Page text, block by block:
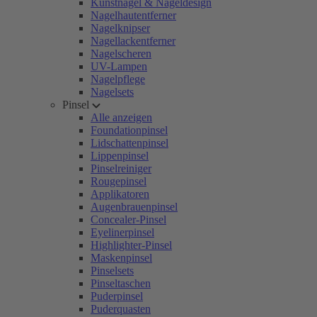
Kunstnägel & Nageldesign
Nagelhautentferner
Nagelknipser
Nagellackentferner
Nagelscheren
UV-Lampen
Nagelpflege
Nagelsets
Pinsel
Alle anzeigen
Foundationpinsel
Lidschattenpinsel
Lippenpinsel
Pinselreiniger
Rougepinsel
Applikatoren
Augenbrauenpinsel
Concealer-Pinsel
Eyelinerpinsel
Highlighter-Pinsel
Maskenpinsel
Pinselsets
Pinseltaschen
Puderpinsel
Puderquasten